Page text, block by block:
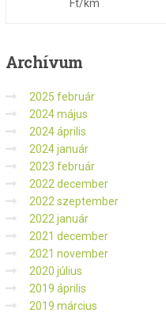
Ft/km
Archívum
2025 február
2024 május
2024 április
2024 január
2023 február
2022 december
2022 szeptember
2022 január
2021 december
2021 november
2020 július
2019 április
2019 március